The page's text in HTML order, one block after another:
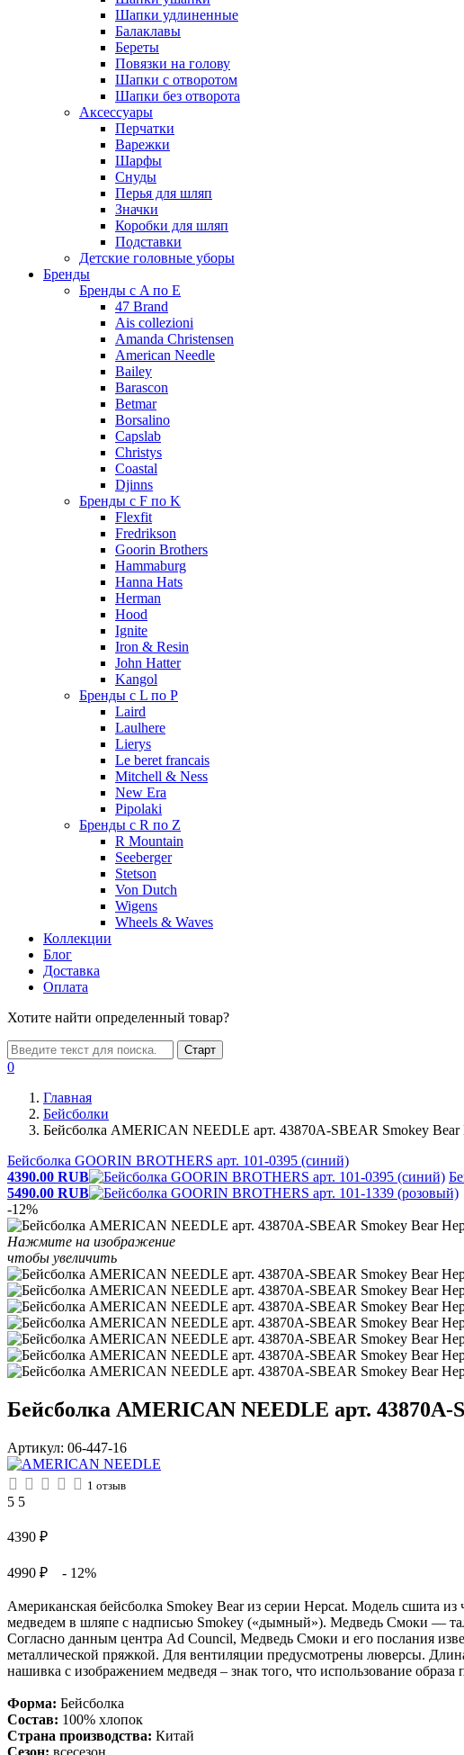
Шапки удлиненные
Балаклавы
Береты
Повязки на голову
Шапки с отворотом
Шапки без отворота
Аксессуары
Перчатки
Варежки
Шарфы
Снуды
Перья для шляп
Значки
Коробки для шляп
Подставки
Детские головные уборы
Бренды
Бренды с A по E
47 Brand
Ais collezioni
Amanda Christensen
American Needle
Bailey
Barascon
Betmar
Borsalino
Capslab
Christys
Coastal
Djinns
Бренды с F по K
Flexfit
Fredrikson
Goorin Brothers
Hammaburg
Hanna Hats
Herman
Hood
Ignite
Iron & Resin
John Hatter
Kangol
Бренды с L по P
Laird
Laulhere
Lierys
Le beret francais
Mitchell & Ness
New Era
Pipolaki
Бренды с R по Z
R Mountain
Seeberger
Stetson
Von Dutch
Wigens
Wheels & Waves
Коллекции
Блог
Доставка
Оплата
Хотите найти определенный товар?
Старт
0
Главная
Бейсболки
Бейсболка AMERICAN NEEDLE арт. 43870A-SBEAR Smokey Bear
Бейсболка GOORIN BROTHERS арт. 101-0395 (синий)
4390.00 RUB
5490.00 RUB
-12%
Нажмите на изображение
чтобы увеличить
Бейсболка AMERICAN NEEDLE арт.
Артикул: 06-447-16
1 отзыв
5 5
4390 ₽
4990 ₽ - 12%
Американская бейсболка Smokey Bear из серии Hepcat. Модель сшита
медведем в шляпе с надписью Smokey («дымный»). Медведь Смоки —
Согласно данным центра Ad Council, Медведь Смоки и его послания
металлической пряжкой. Для вентиляции предусмотрены люверсы.
нашивка с изображением медведя – знак того, что использование образа
Форма: Бейсболка
Состав: 100% хлопок
Страна производства: Китай
Сезон: всесезон